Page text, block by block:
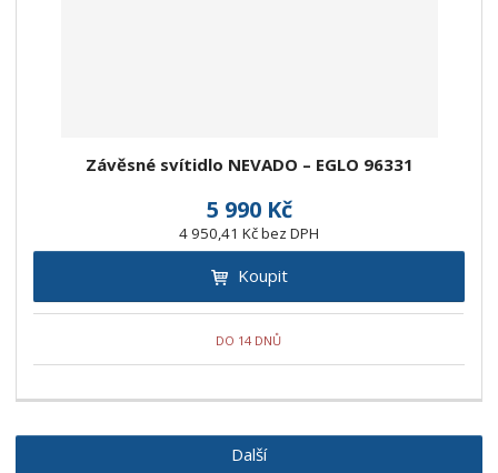
Závěsné svítidlo NEVADO – EGLO 96331
5 990 Kč
4 950,41 Kč bez DPH
Koupit
DO 14 DNŮ
Další